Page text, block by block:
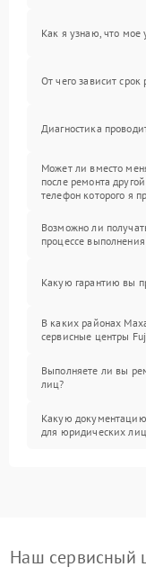
Как я узнаю, что мое
От чего зависит
Диагностика
Может ли вместо
после ремонта
телефон которого я
Возможно ли
процессе
Какую гарантию вы
В каких районах
сервисные центры
Выполняете ли вы
лиц?
Какую
для юридических
Наш сервисный